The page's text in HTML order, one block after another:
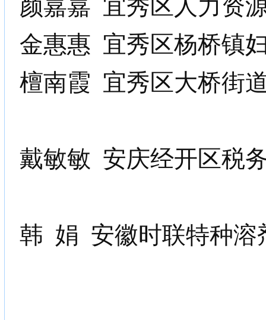
颜嘉嘉 宜秀区人力资
金惠惠 宜秀区杨桥镇
檀南霞 宜秀区大桥街
戴敏敏 安庆经开区税
韩 娟 安徽时联特种